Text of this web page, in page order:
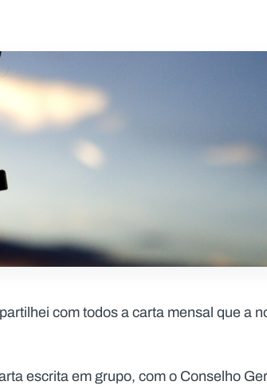
com todos a carta mensal que a
escrita em grupo, com o Conselho